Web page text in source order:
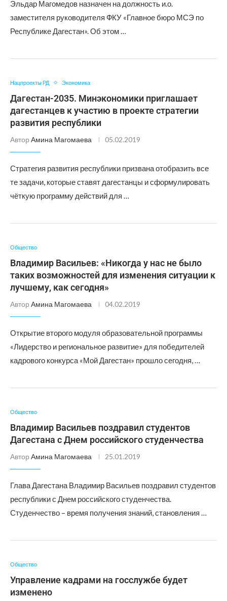
Эльдар Магомедов назначен на должность и.о.
заместителя руководителя ФКУ «Главное бюро МСЭ по
Республике Дагестан». Об этом …
Нацпроекты РД Экономика
Дагестан-2035. Минэкономики приглашает
дагестанцев к участию в проекте стратегии
развития республики
Автор Амина Магомаева 05.02.2019
Стратегия развития республики призвана отобразить все
те задачи, которые ставят дагестанцы и сформулировать
чёткую программу действий для …
Общество
Владимир Васильев: «Никогда у нас не было
таких возможностей для изменения ситуации к
лучшему, как сегодня»
Автор Амина Магомаева 04.02.2019
Открытие второго модуля образовательной программы
«Лидерство и региональное развитие» для победителей
кадрового конкурса «Мой Дагестан» прошло сегодня, …
Общество
Владимир Васильев поздравил студентов
Дагестана с Днем российского студенчества
Автор Амина Магомаева 25.01.2019
Глава Дагестана Владимир Васильев поздравил студентов
республики с Днем российского студенчества.
Студенчество – время получения знаний, становления …
Общество
Управление кадрами на госслужбе будет
изменено